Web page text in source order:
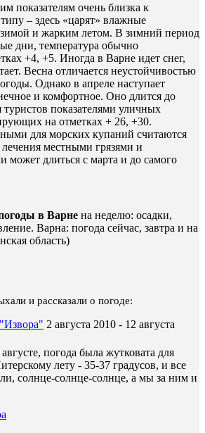
показателям очень близка к
– здесь «царят» влажные
и жарким летом. В зимний период
дни, температура обычно
+4, +5. Иногда в Варне идет снег,
Весна отличается неустойчивостью
Однако в апреле наступает
и комфортное. Оно длится до
туристов показателями уличных
на отметках + 26, +30.
для морских купаний считаются
местными грязями и
может длиться с марта и до самого
в Варне на неделю: осадки,
Варна: погода сейчас, завтра и на
область)
и рассказали о погоде:
2 августа 2010 - 12 августа
погода была жутковата для
лету - 35-37 градусов, и все
солнце-солнце-солнце, а мы за ним и